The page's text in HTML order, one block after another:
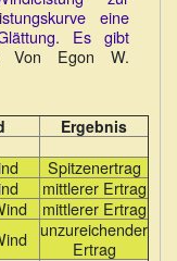
eine
Es gibt
Von Egon W.
Ergebnis
Spitzenertrag
mittlerer Ertrag
mittlerer Ertrag
unzureichender
Ertrag